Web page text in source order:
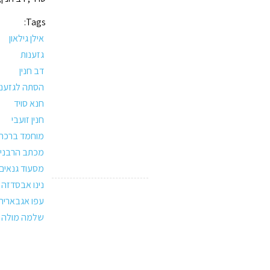
Tags:
אילן גילאון
גזענות
דב חנין
הסתה
חנא סויד
חנין זועבי
מוחמד
מכתב
מסעוד
נינו אבסדזה
עפו
שלמה מולה